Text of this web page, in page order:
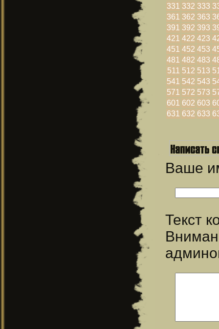
331 332 333
361 362 363
391 392 393
421 422 423
451 452 453
481 482 483
511 512 513
541 542 543
571 572 573
601 602 603
631 632 633
Ваше
Текст